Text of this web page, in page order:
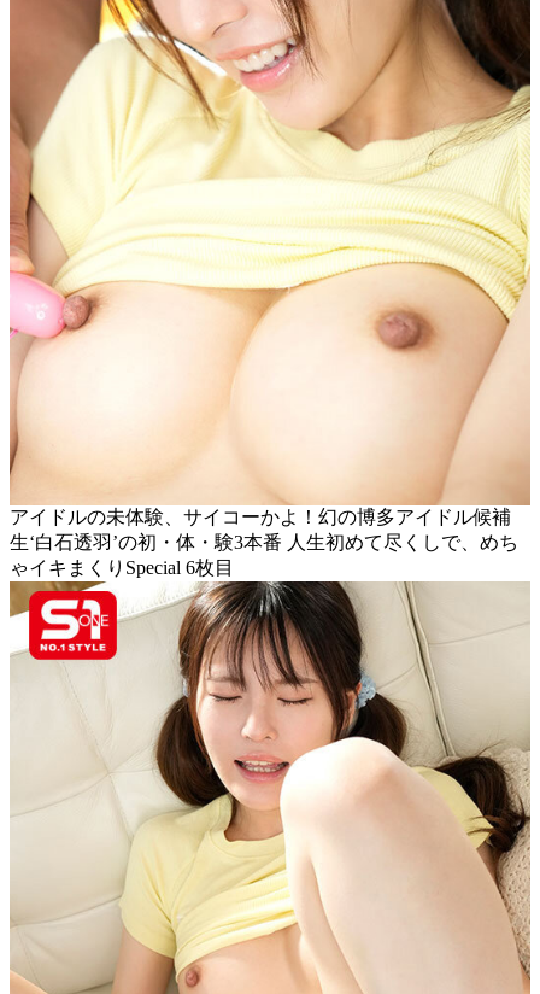
アイドルの未体験、サイコーかよ！幻の博多アイドル候補
生‘白石透羽’の初・体・験3本番 人生初めて尽くしで、めち
ゃイキまくりSpecial 6枚目